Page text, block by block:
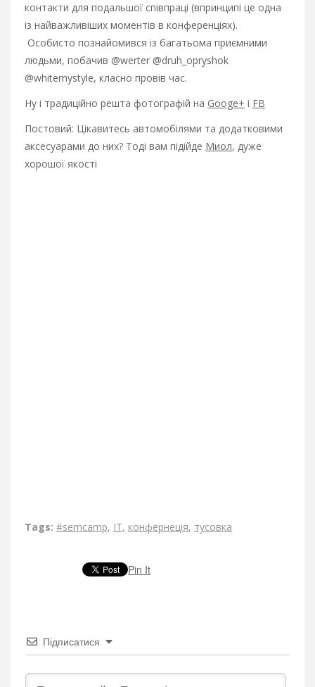
контакти для подальшої співпраці (впринципі це одна
із найважливіших моментів в конференціях).
Особисто познайомився із багатьома приємними
людьми, побачив @werter @druh_opryshok
@whitemystyle, класно провів час.
Ну і традиційно решта фотографій на Googe+ і FB
Постовий: Цікавитесь автомобілями та додатковими
аксесуарами до них? Тоді вам підійде Миол, дуже
хорошої якості
Tags: #semcamp, IT, конфернеція, тусовка
Pin It
Підписатися